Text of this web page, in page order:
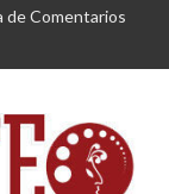
de Comentarios